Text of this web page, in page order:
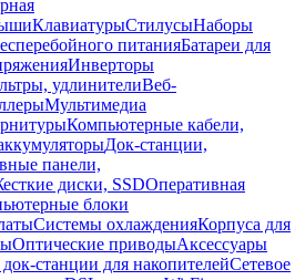
КлавиатурыСтилусыНаборы
питанияБатареи для
Инверторы
удлинителиВеб-
Мультимедиа
Компьютерные кабели,
Док-станции,
панели,
диски, SSDОперативная
блоки
Системы охлажденияКорпуса для
Оптические приводыАксессуары
станции для накопителейСетевое